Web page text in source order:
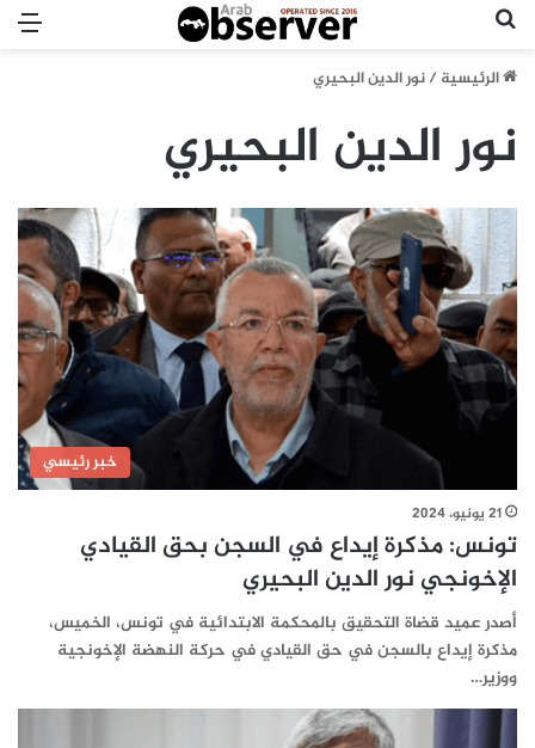
الرئيسية/نور الدين البحيري
نور الدين البحيري
خبر رئيسي
21 يونيو، 2024
تونس: مذكرة إيداع في السجن بحق القيادي
الإخونجي نور الدين البحيري
أصدر عميد قضاة التحقيق بالمحكمة الابتدائية في تونس، الخميس،
مذكرة إيداع بالسجن في حق القيادي في حركة النهضة الإخونجية
ووزير…